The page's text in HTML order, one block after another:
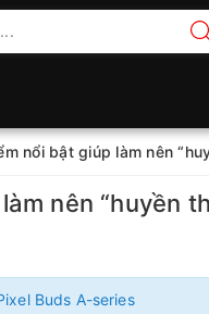
nổi bật giúp làm nên
nên “huyền
Buds A-series